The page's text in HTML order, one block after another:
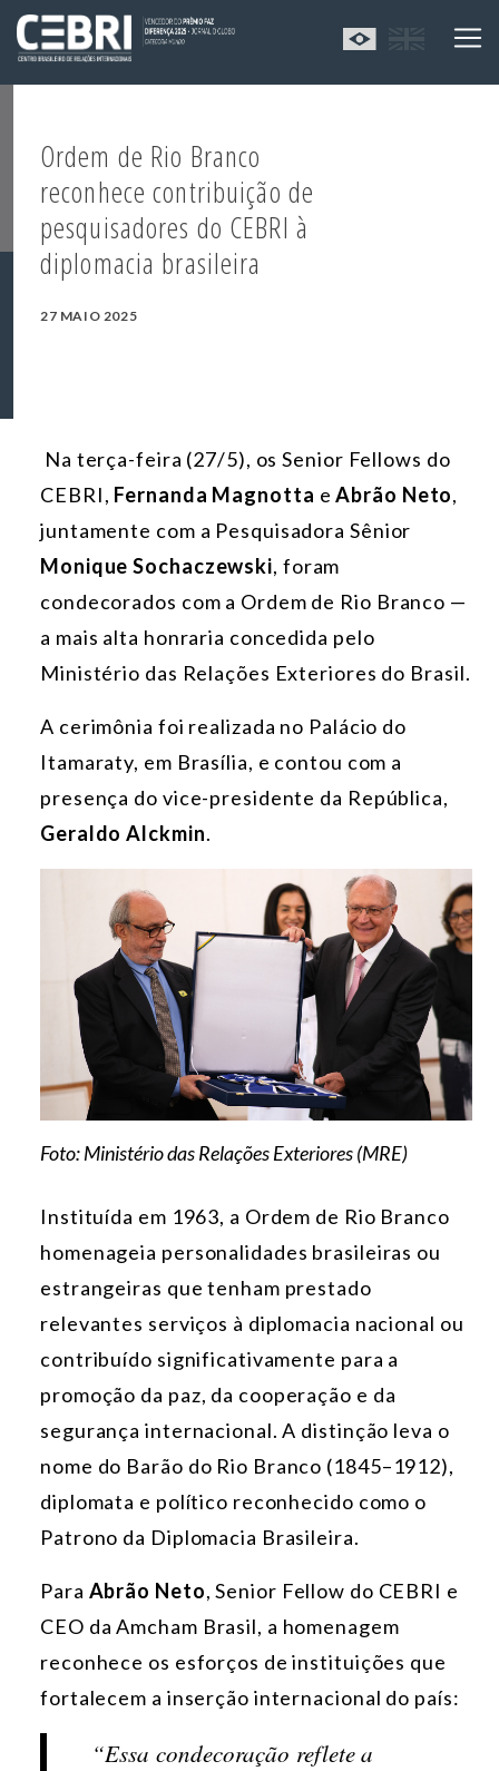
Ordem de Rio Branco
reconhece contribuição de
pesquisadores do CEBRI à
diplomacia brasileira
27 MAIO 2025
Na terça-feira (27/5), os Senior Fellows do
CEBRI, Fernanda Magnotta eAbrão Neto,
juntamente com a Pesquisadora Sênior
Monique Sochaczewski, foram
condecorados com a Ordem de Rio Branco —
a mais alta honraria concedida pelo
Ministério das Relações Exteriores do Brasil.
A cerimônia foi realizada no Palácio do
Itamaraty, em Brasília, e contou com a
presença do vice-presidente da República,
Geraldo Alckmin.
Foto: Ministério das Relações Exteriores (MRE)
Instituída em 1963, a Ordem de Rio Branco
homenageia personalidades brasileiras ou
estrangeiras que tenham prestado
relevantes serviços à diplomacia nacional ou
contribuído significativamente para a
promoção da paz, da cooperação e da
segurança internacional. A distinção leva o
nome do Barão do Rio Branco (1845–1912),
diplomata e político reconhecido como o
Patrono da Diplomacia Brasileira.
Para Abrão Neto, Senior Fellow do CEBRI e
CEO da Amcham Brasil, a homenagem
reconhece os esforços de instituições que
fortalecem a inserção internacional do país:
“Essa condecoração reflete a